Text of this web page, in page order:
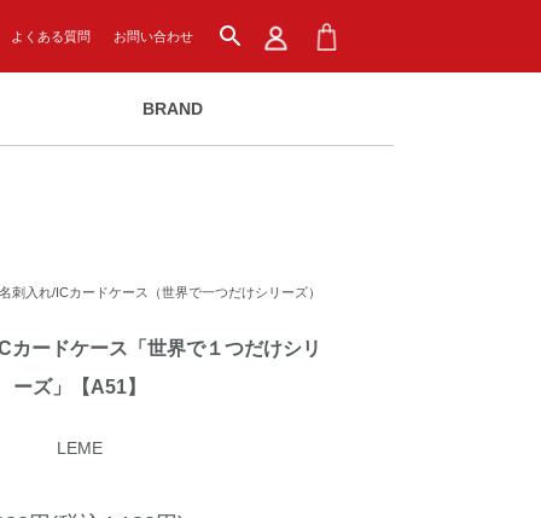
よくある質問 お問い合わせ search
BRAND
名刺入れ/ICカードケース（世界で一つだけシリーズ）
カードケース「世界で１つだけシリ
ーズ」【A51】
LEME